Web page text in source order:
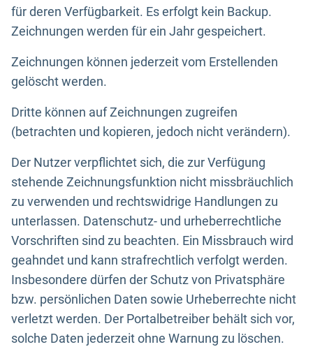
für deren Verfügbarkeit. Es erfolgt kein Backup.
Zeichnungen werden für ein Jahr gespeichert.
Zeichnungen können jederzeit vom Erstellenden
gelöscht werden.
Dritte können auf Zeichnungen zugreifen
(betrachten und kopieren, jedoch nicht verändern).
Der Nutzer verpflichtet sich, die zur Verfügung
stehende Zeichnungsfunktion nicht missbräuchlich
zu verwenden und rechtswidrige Handlungen zu
unterlassen. Datenschutz- und urheberrechtliche
Vorschriften sind zu beachten. Ein Missbrauch wird
geahndet und kann strafrechtlich verfolgt werden.
Insbesondere dürfen der Schutz von Privatsphäre
bzw. persönlichen Daten sowie Urheberrechte nicht
verletzt werden. Der Portalbetreiber behält sich vor,
solche Daten jederzeit ohne Warnung zu löschen.